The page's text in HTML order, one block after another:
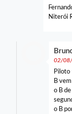
Niterói
02/08/
Piloto
B
o B
o B